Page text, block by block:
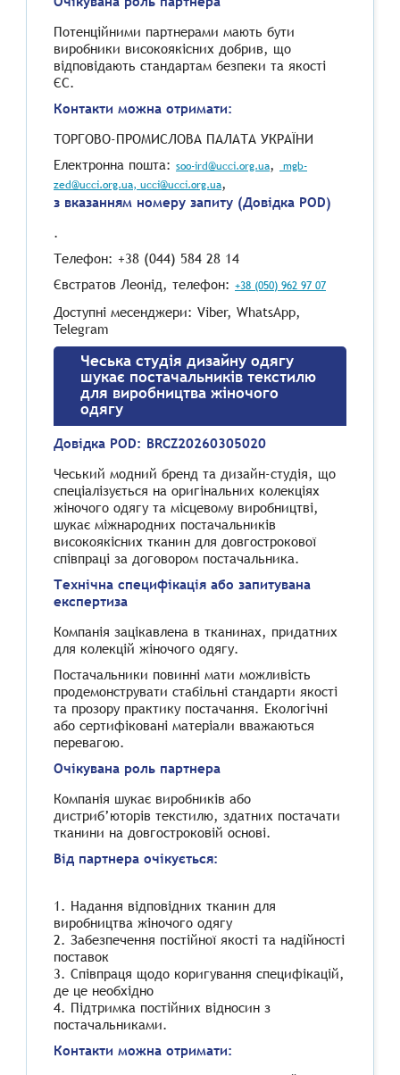
Потенційними партнерами мають бути
виробники високоякісних добрив, що
відповідають стандартам безпеки та якості
ЄС.
Контакти можна отримати:
ТОРГОВО-ПРОМИСЛОВА ПАЛАТА УКРАЇНИ
Електронна пошта: soo-ird@ucci.org.ua,
mgb-
zed@ucci.org.ua, ucci@ucci.org.ua,
з вказанням номеру запиту (Довідка POD)
.
Телефон: +38 (044) 584 28 14
Євстратов Леонід, телефон: +38 (050) 962 97 07
Доступні месенджери: Viber, WhatsApp,
Telegram
Чеська студія дизайну одягу
шукає постачальників текстилю
для виробництва жіночого
одягу
Довідка POD: BRCZ20260305020
Чеський модний бренд та дизайн-студія, що
спеціалізується на оригінальних колекціях
жіночого одягу та місцевому виробництві,
шукає міжнародних постачальників
високоякісних тканин для довгострокової
співпраці за договором постачальника.
Технічна специфікація або запитувана
експертиза
Компанія зацікавлена ​​в тканинах, придатних
для колекцій жіночого одягу.
Постачальники повинні мати можливість
продемонструвати стабільні стандарти якості
та прозору практику постачання. Екологічні
або сертифіковані матеріали вважаються
перевагою.
Очікувана роль партнера
Компанія шукає виробників або
дистриб’юторів текстилю, здатних постачати
тканини на довгостроковій основі.
Від партнера очікується:
1. Надання відповідних тканин для
виробництва жіночого одягу
2. Забезпечення постійної якості та надійності
поставок
3. Співпраця щодо коригування специфікацій,
де це необхідно
4. Підтримка постійних відносин з
постачальниками.
Контакти можна отримати: